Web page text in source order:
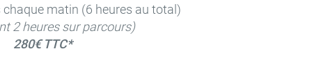
chaque matin (6 heures au total)
2 heures sur parcours)
280€ TTC*